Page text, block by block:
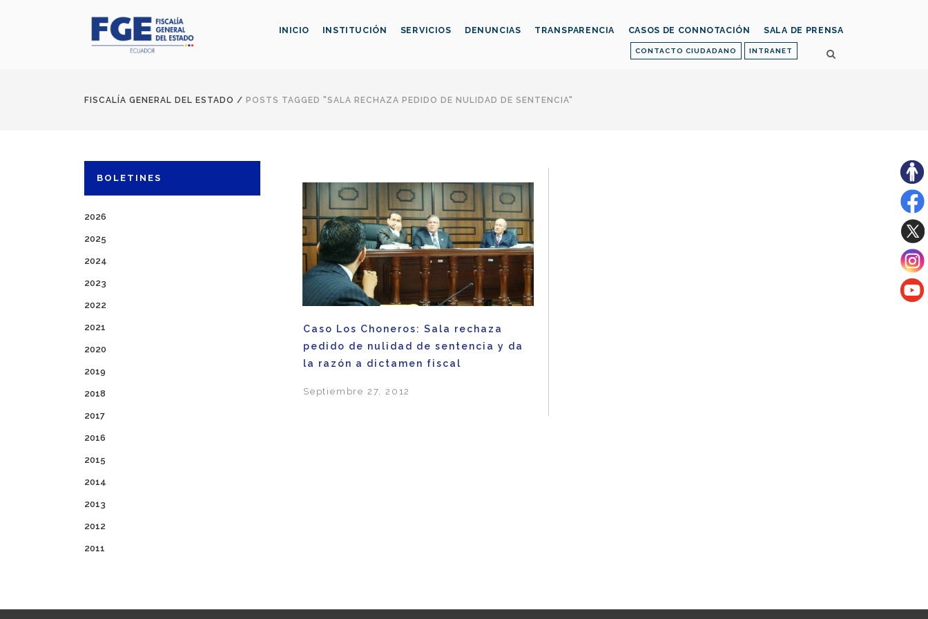
CONTACTO CIUDADANO INTRANET
INICIO INSTITUCIÓN SERVICIOS DENUNCIAS TRANSPARENCIA CASOS DE CONNOTACIÓN SALA DE PRENSA
FISCALÍA GENERAL DEL ESTADO / POSTS TAGGED "SALA RECHAZA PEDIDO DE NULIDAD DE SENTENCIA"
BOLETINES
2026
2025
2024
2023
2022
2021
2020
2019
2018
2017
2016
2015
2014
2013
2012
2011
Caso Los Choneros: Sala rechaza
pedido de nulidad de sentencia y da
la razón a dictamen fiscal
Septiembre 27, 2012